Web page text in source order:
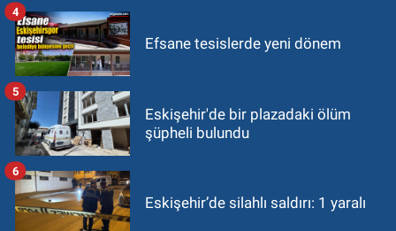
Efsane tesislerde yeni dönem
4
Eskişehir'de bir plazadaki ölüm
şüpheli bulundu
5
Eskişehir’de silahlı saldırı: 1 yaralı
6